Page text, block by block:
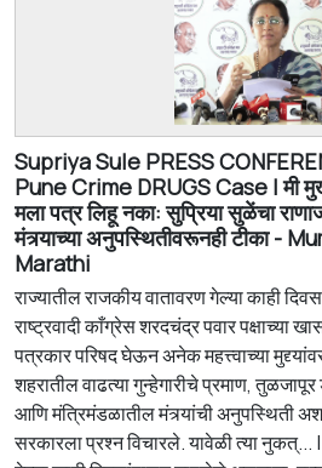
Supriya Sule PRESS
Pune Crime DRUGS Case | मी
मला पत्र लिहू नका: सुप्रिया सुळेंचा
मंत्र्याच्या अनुपस्थितीवरूनही टीका -
Marathi
राज्यातील राजकीय वातावरण गेल्या काही
राष्ट्रवादी काँग्रेस शरदचंद्र पवार पक्षाच्या
पत्रकार परिषद घेऊन अनेक महत्त्वाच्या
शहरातील वाढत्या गुन्हेगारीचे प्रमाण,
आणि मंत्रिमंडळातील मंत्र्यांची अनुपस्थिती
सरकारला प्रश्न विचारले. यावेळी त्या नुकत्...